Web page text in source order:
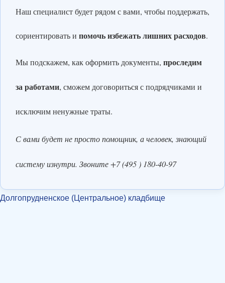
Наш специалист будет рядом с вами, чтобы поддержать,
сориентировать и помочь избежать лишних расходов.
Мы подскажем, как оформить документы, проследим
за работами, сможем договориться с подрядчиками и
исключим ненужные траты.
С вами будет не просто помощник, а человек, знающий
систему изнутри. Звоните +7 (495 ) 180-40-97
Долгопрудненское (Центральное) кладбище